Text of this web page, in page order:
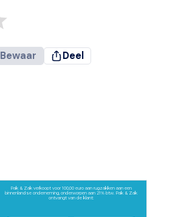
Bewaar Deel
Pak & Zak verkoopt voor 100,00 euro aan rugzakken aan een
binnenlandse onderneming, onderworpen aan 21% btw. Pak & Zak
ontvangt van de klant: